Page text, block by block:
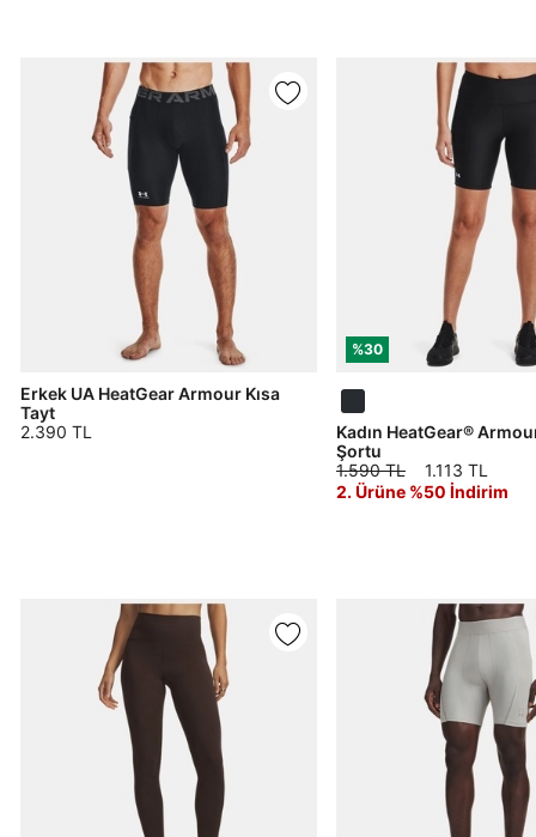
Erkek UA HeatGear Armour Kısa
Tayt
2.390 TL
%30
Kadın HeatGear®
Şortu
1.590 TL
1.113 TL
2. Ürüne %50 İndirim